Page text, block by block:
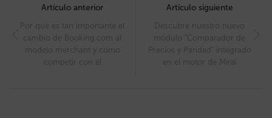
navigation
Artículo anterior
Por qué es tan importante el
cambio de Booking.com al
modelo merchant y cómo
competir con él
Artículo siguiente
Descubre nuestro nuevo
módulo “Comparador de
Precios y Paridad” integrado
en el motor de Mirai